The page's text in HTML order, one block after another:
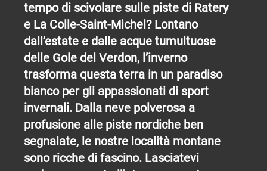
tempo di scivolare sulle piste di Ratery
e La Colle-Saint-Michel? Lontano
dall’estate e dalle acque tumultuose
delle Gole del Verdon, l’inverno
trasforma questa terra in un paradiso
bianco per gli appassionati di sport
invernali. Dalla neve polverosa a
profusione alle piste nordiche ben
segnalate, le nostre località montane
sono ricche di fascino. Lasciatevi